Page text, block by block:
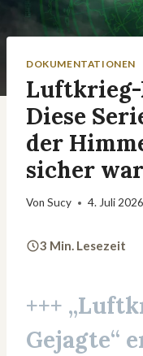
DOKUMENTATIONEN
Luftkrieg-
Diese
der
sicher war
Von Sucy 4. Juli 2026
3 Min. Lesezeit
+++
Gejagte“